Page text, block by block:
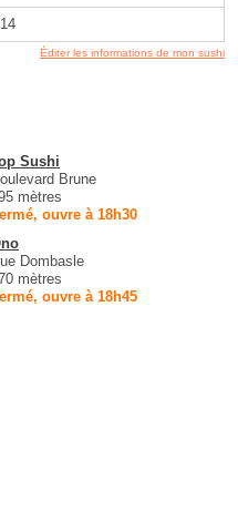
Éditer les informations de mon sushi
Sushi
Brune
mètres
ouvre à 18h30
Dombasle
mètres
ouvre à 18h45